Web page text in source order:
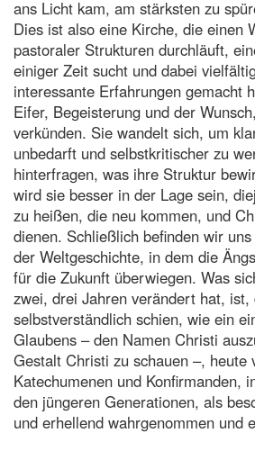
ans Licht kam, am stärksten zu
Dies ist also eine Kirche, die einen
pastoraler Strukturen durchläuft,
einiger Zeit sucht und dabei
interessante Erfahrungen gemacht
Eifer, Begeisterung und der
verkünden. Sie wandelt sich, um
unbedarft und selbstkritischer zu
hinterfragen, was ihre Struktur
wird sie besser in der Lage sein,
zu heißen, die neu kommen, und
dienen. Schließlich befinden wir
der Weltgeschichte, in dem die
für die Zukunft überwiegen. Was
zwei, drei Jahren verändert hat, ist,
selbstverständlich schien, wie ein
Glaubens – den Namen Christi
Gestalt Christi zu schauen –, heute
Katechumenen und Konfirmanden,
den jüngeren Generationen, als
und erhellend wahrgenommen und